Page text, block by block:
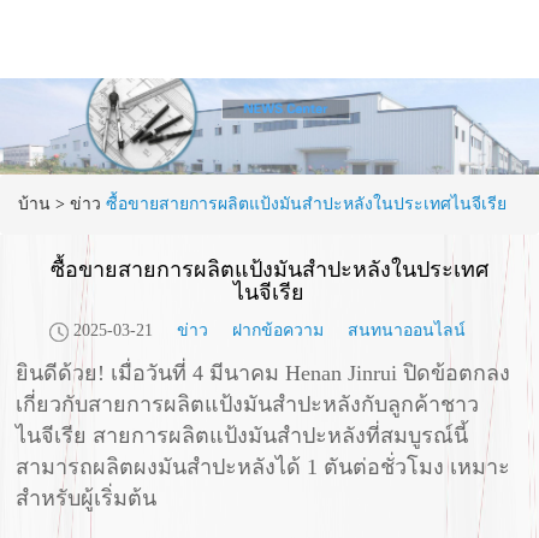
บ้าน > ข่าว ซื้อขายสายการผลิตแป้งมันสำปะหลังในประเทศไนจีเรีย
ซื้อขายสายการผลิตแป้งมันสำปะหลังในประเทศ
ไนจีเรีย
2025-03-21 ข่าว ฝากข้อความ สนทนาออนไลน์
ยินดีด้วย! เมื่อวันที่ 4 มีนาคม Henan Jinrui ปิดข้อตกลง
เกี่ยวกับสายการผลิตแป้งมันสำปะหลังกับลูกค้าชาว
ไนจีเรีย สายการผลิตแป้งมันสำปะหลังที่สมบูรณ์นี้
สามารถผลิตผงมันสำปะหลังได้ 1 ตันต่อชั่วโมง เหมาะ
สำหรับผู้เริ่มต้น